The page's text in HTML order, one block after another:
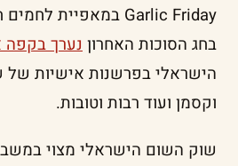
Garlic Friday במאפיית לחמים חשמונאים | צילום: דניאל לילה
בחג הסוכות האחרוןנערך בקפה
הישראלי בפרשנות אישיות של
וקסמן ועוד רבות וטובות.
שוק השום הישראלי מצוי